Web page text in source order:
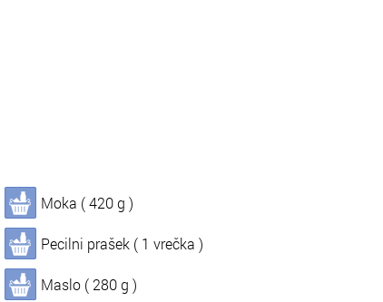
Moka ( 420 g )
Pecilni prašek ( 1 vrečka )
Maslo ( 280 g )